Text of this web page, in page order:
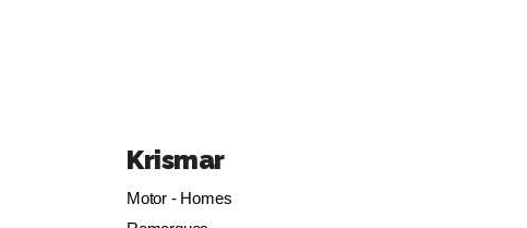
Krismar
Motor - Homes